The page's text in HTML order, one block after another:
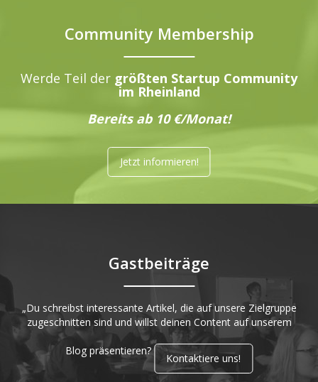
Community Membership
Werde Teil der größten Startup Community
im Rheinland
Bereits ab 10 €/Monat!
Jetzt informieren!
Gastbeiträge
„Du schreibst interessante Artikel, die auf unsere Zielgruppe
zugeschnitten sind und willst deinen Content auf unserem
Blog präsentieren?
Kontaktiere uns!